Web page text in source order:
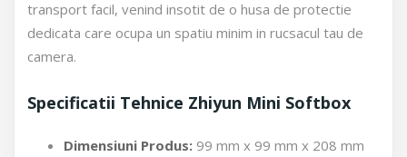
transport facil, venind insotit de o husa de protectie
dedicata care ocupa un spatiu minim in rucsacul tau de
camera.
Specificatii Tehnice Zhiyun Mini Softbox
Dimensiuni Produs: 99 mm x 99 mm x 208 mm